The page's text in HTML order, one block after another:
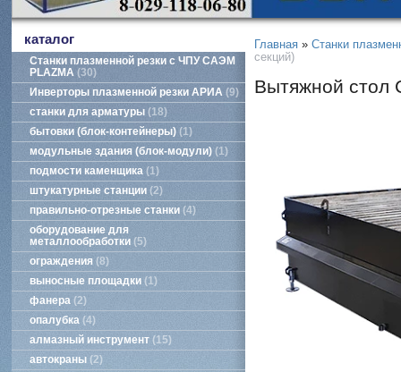
каталог
Станки плазменной резки с ЧПУ САЭМ
PLAZMA 30
Инверторы плазменной резки АРИА 9
станки для арматуры 18
бытовки (блок-контейнеры) 1
модульные здания (блок-модули) 1
подмости каменщика 1
штукатурные станции 2
правильно-отрезные станки 4
оборудование для
металлообработки 5
ограждения 8
выносные площадки 1
фанера 2
опалубка 4
алмазный инструмент 15
автокраны 2
Главная » Станки
секций)
Вытяжной стол